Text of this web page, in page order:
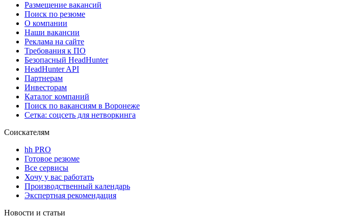
Размещение вакансий
Поиск по резюме
О компании
Наши вакансии
Реклама на сайте
Требования к ПО
Безопасный HeadHunter
HeadHunter API
Партнерам
Инвесторам
Каталог компаний
Поиск по вакансиям в Воронеже
Сетка: соцсеть для нетворкинга
Соискателям
hh PRO
Готовое резюме
Все сервисы
Хочу у вас работать
Производственный календарь
Экспертная рекомендация
Новости и статьи